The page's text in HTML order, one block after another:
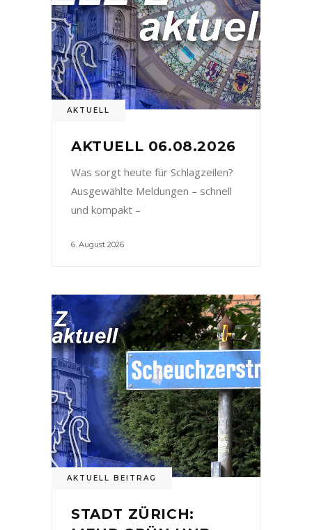
AKTUELL
AKTUELL 06.08.2026
Was sorgt heute für Schlagzeilen?
Ausgewählte Meldungen – schnell
und kompakt –
6. August 2026
AKTUELL BEITRAG
STADT ZÜRICH: